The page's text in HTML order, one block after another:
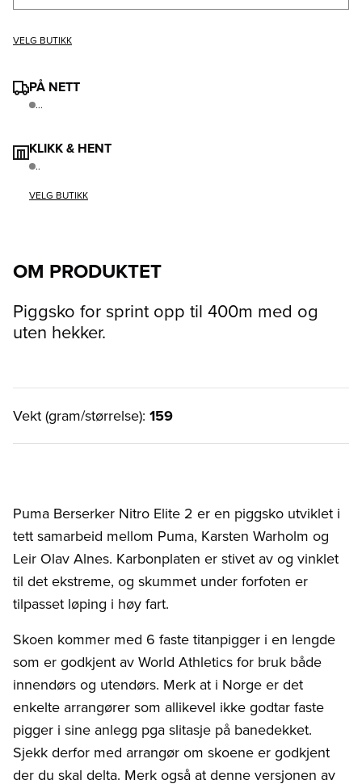
VELG BUTIKK
PÅ NETT
...
KLIKK & HENT
..
VELG BUTIKK
OM PRODUKTET
Piggsko for sprint opp til 400m med og
uten hekker.
Vekt (gram/størrelse): 159
Puma Berserker Nitro Elite 2 er en piggsko utviklet i
tett samarbeid mellom Puma, Karsten Warholm og
Leir Olav Alnes. Karbonplaten er stivet av og vinklet
til det ekstreme, og skummet under forfoten er
tilpasset løping i høy fart.
Skoen kommer med 6 faste titanpigger i en lengde
som er godkjent av World Athletics for bruk både
innendørs og utendørs. Merk at i Norge er det
enkelte arrangører som allikevel ikke godtar faste
pigger i sine anlegg pga slitasje på banedekket.
Sjekk derfor med arrangør om skoene er godkjent
der du skal delta. Merk også at denne versjonen av